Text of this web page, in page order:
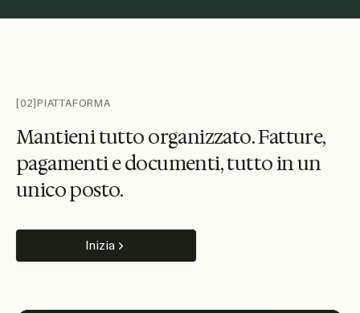
[02]PIATTAFORMA
Mantienituttoorganizzato.Fatture,
pagamentiedocumenti,tuttoinun
unicoposto.
Inizia